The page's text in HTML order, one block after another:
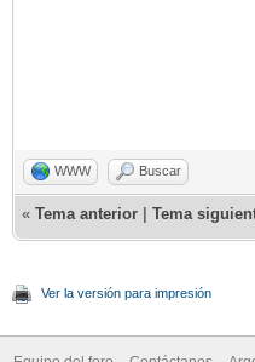
WWW Buscar
« Tema anterior Tema
Ver la versión para impresión